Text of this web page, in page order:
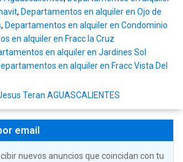
, Departamentos en alquiler en Ojo de
, Departamentos en alquiler en Condominio
en alquiler en Fracc la Cruz
en alquiler en Jardines Sol
en alquiler en Fracc Vista Del
Teran AGUASCALIENTES
email
nuevos anuncios que coincidan con tu